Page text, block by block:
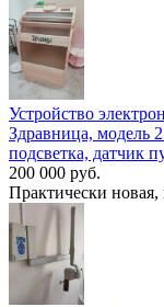
Устройство
Здравница, модель
подсветка, датчик
200 000 руб.
Практически новая,